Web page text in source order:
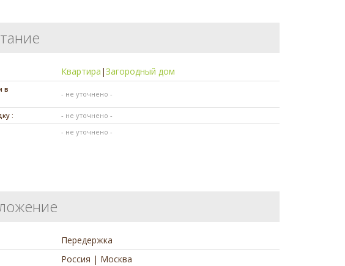
Квартира |Загородный дом
в
- не уточнено -
:
- не уточнено -
- не уточнено -
Передержка
Россия | Москва